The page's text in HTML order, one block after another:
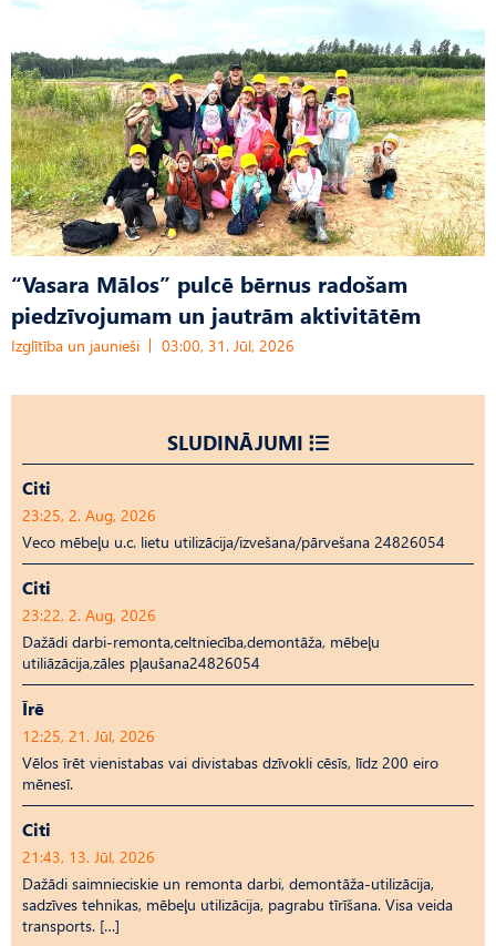
“Vasara Mālos” pulcē bērnus radošam
piedzīvojumam un jautrām aktivitātēm
Izglītība un jaunieši 03:00, 31. Jūl, 2026
SLUDINĀJUMI
Citi
23:25, 2. Aug, 2026
Veco mēbeļu u.c. lietu utilizācija/izvešana/pārvešana 24826054
Citi
23:22, 2. Aug, 2026
Dažādi darbi-remonta,celtniecība,demontāža, mēbeļu
utiliāzācija,zāles pļaušana24826054
Īrē
12:25, 21. Jūl, 2026
Vēlos īrēt vienistabas vai divistabas dzīvokli cēsīs, līdz 200 eiro
mēnesī.
Citi
21:43, 13. Jūl, 2026
Dažādi saimnieciskie un remonta darbi, demontāža-utilizācija,
sadzīves tehnikas, mēbeļu utilizācija, pagrabu tīrīšana. Visa veida
transports. […]